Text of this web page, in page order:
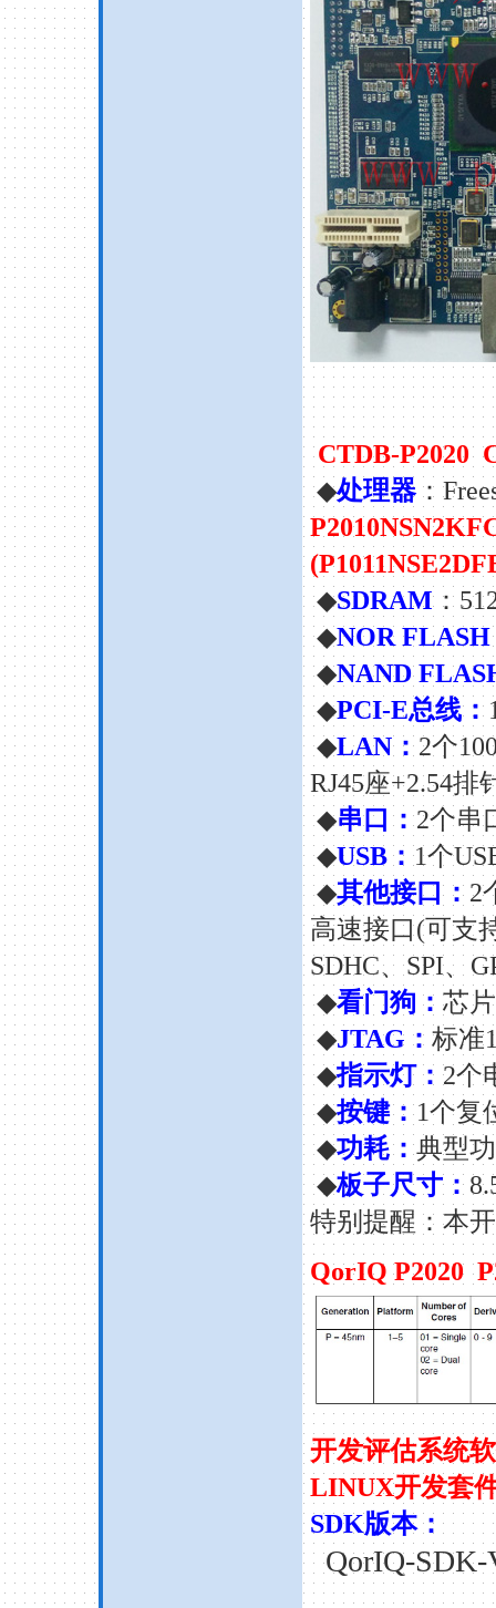
CTDB-P2020
◆处理器：
(
◆SDRAM：
◆NOR FLASH
◆NAND
◆PCI-E总线：
◆LAN：2个
RJ45座+2.54排
◆串口：2个串
◆USB：1个
◆其他接口： 2
高速接口(可支
SDHC、SPI、
◆看门狗： 芯
◆JTAG： 标准
◆指示灯： 2个
◆按键：1个复
◆功耗：典型
◆板子尺寸：
特别提醒：本
QorIQ P2020
开发评估系统
LINUX开发套
SDK版本：
QorIQ-SDK-